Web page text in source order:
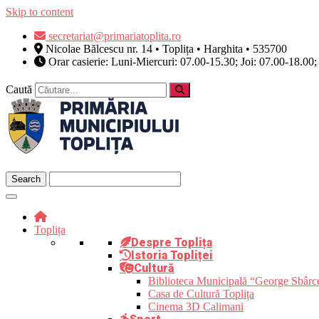
Skip to content
secretariat@primariatoplita.ro
Nicolae Bălcescu nr. 14 • Toplița • Harghita • 535700
Orar casierie: Luni-Miercuri: 07.00-15.30; Joi: 07.00-
Caută
Toplița
Despre Toplița
Istoria Topliței
Cultură
Biblioteca Municipală “George
Casa de Cultură Toplița
Cinema 3D Calimani